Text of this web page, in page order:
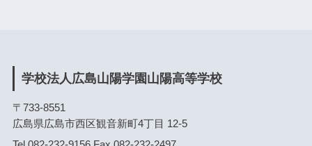
学校法人広島山陽学園山陽高等学校
〒733-8551
広島県広島市西区観音新町4丁目 12-5